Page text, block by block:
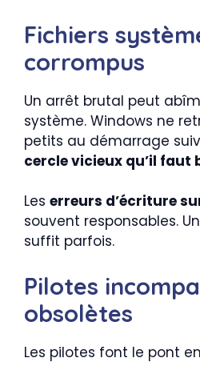
Fichiers
corrompus
Un arrêt brutal peut
système. Windows ne
petits au démarrage
cercle vicieux qu’il faut
Les erreurs d’écriture
souvent responsables.
suffit parfois.
Pilotes
obsolètes
Les pilotes font le pont